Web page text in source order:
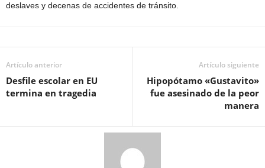
deslaves y decenas de accidentes de tránsito.
Artículo anterior
Desfile escolar en EU
termina en tragedia
Artículo siguiente
Hipopótamo «Gustavito»
fue asesinado de la peor
manera